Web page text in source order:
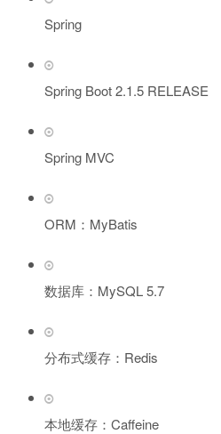
Spring
Spring Boot 2.1.5 RELEASE
Spring MVC
ORM：MyBatis
数据库：MySQL 5.7
分布式缓存：Redis
本地缓存：Caffeine